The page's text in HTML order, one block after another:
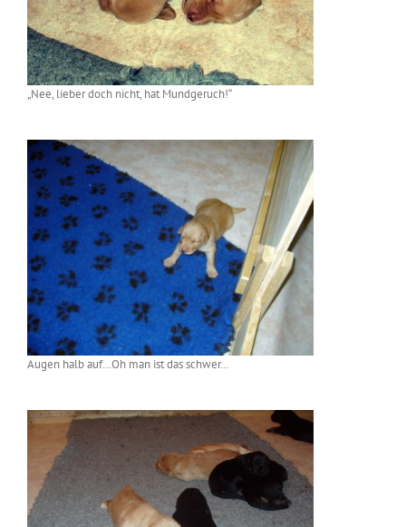
„Nee, lieber doch nicht, hat Mundgeruch!“
Augen halb auf…Oh man ist das schwer…